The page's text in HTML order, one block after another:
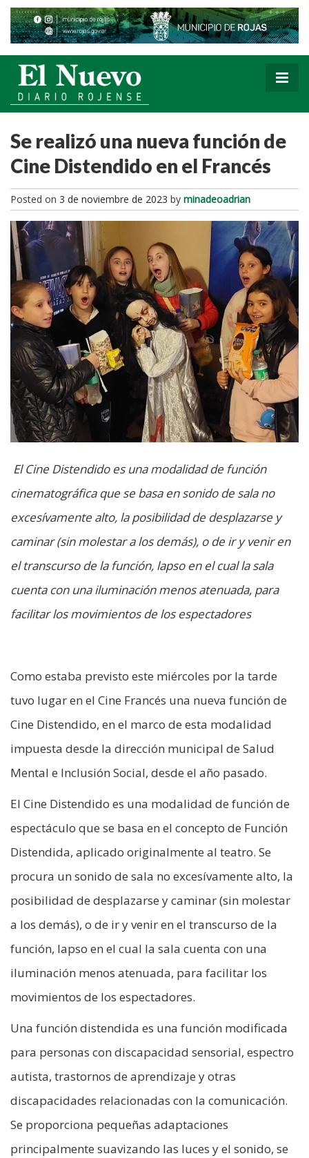
Se realizó una nueva función de
Cine Distendido en el Francés
Posted on 3 de noviembre de 2023 by minadeoadrian
El Cine Distendido es una modalidad de función
cinematográfica que se basa en sonido de sala no
excesívamente alto, la posibilidad de desplazarse y
caminar (sin molestar a los demás), o de ir y venir en
el transcurso de la función, lapso en el cual la sala
cuenta con una iluminación menos atenuada, para
facilitar los movimientos de los espectadores
Como estaba previsto este miércoles por la tarde
tuvo lugar en el Cine Francés una nueva función de
Cine Distendido, en el marco de esta modalidad
impuesta desde la dirección municipal de Salud
Mental e Inclusión Social, desde el año pasado.
El Cine Distendido es una modalidad de función de
espectáculo que se basa en el concepto de Función
Distendida, aplicado originalmente al teatro. Se
procura un sonido de sala no excesívamente alto, la
posibilidad de desplazarse y caminar (sin molestar
a los demás), o de ir y venir en el transcurso de la
función, lapso en el cual la sala cuenta con una
iluminación menos atenuada, para facilitar los
movimientos de los espectadores.
Una función distendida es una función modificada
para personas con discapacidad sensorial, espectro
autista, trastornos de aprendizaje y otras
discapacidades relacionadas con la comunicación.
Se proporciona pequeñas adaptaciones
principalmente suavizando las luces y el sonido, se